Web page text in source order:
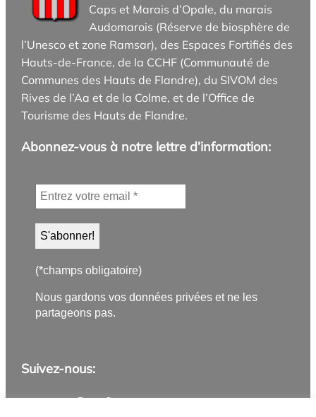
Caps et Marais d’Opale, du marais
Audomarois (Réserve de biosphère de
l’Unesco et zone Ramsar), des Espaces Fortifiés des
Hauts-de-France, de la CCHF (Communauté de
Communes des Hauts de Flandre), du SIVOM des
Rives de l’Aa et de la Colme, et de l’Office de
Tourisme des Hauts de Flandre.
Abonnez-vous à notre lettre d’information:
(*champs obligatoire)
Nous gardons vos données privées et ne les
partageons pas.
Suivez-nous:
Application PanneauPocket
Lettre d'information
Instagram
Facebook
YouTube
Flux RSS